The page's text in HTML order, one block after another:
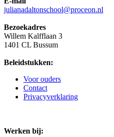
julianadaltonschool@proceon.nl
Bezoekadres
Willem Kalfflaan 3
1401 CL Bussum
Beleidstukken:
Voor ouders
Contact
Privacyverklaring
Werken bij: